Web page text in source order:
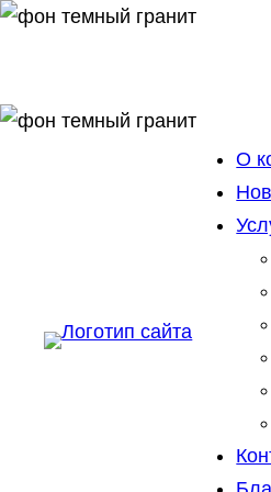
Перейти
О